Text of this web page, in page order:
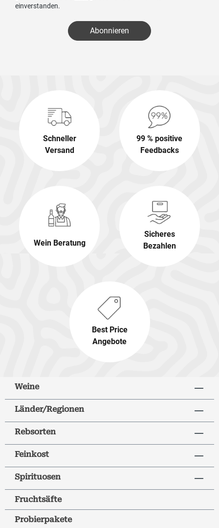
einverstanden.
Abonnieren
Schneller
Versand
99 % positive
Feedbacks
Wein Beratung
Sicheres
Bezahlen
Best Price
Angebote
Weine
Länder/Regionen
Rebsorten
Feinkost
Spirituosen
Fruchtsäfte
Probierpakete